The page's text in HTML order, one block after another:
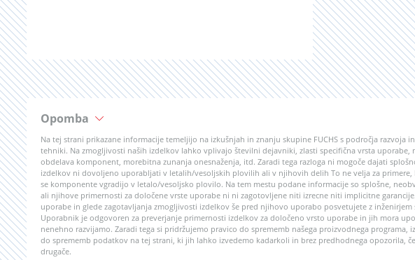
Opomba
Na tej strani prikazane informacije temeljijo na izkušnjah in znanju skupine FUCHS s področja razvoja
tehniki. Na zmogljivosti naših izdelkov lahko vplivajo številni dejavniki, zlasti specifična vrsta
obdelava komponent, morebitna zunanja onesnaženja, itd. Zaradi tega razloga ni mogoče dajati
izdelkov ni dovoljeno uporabljati v letalih/vesoljskih plovilih ali v njihovih delih To ne velja za primere,
se komponente vgradijo v letalo/vesoljsko plovilo. Na tem mestu podane informacije so splošne,
ali njihove primernosti za določene vrste uporabe ni ni zagotovljene niti izrecne niti implicitne
uporabe in glede zagotavljanja zmogljivosti izdelkov še pred njihovo uporabo posvetujete z inženirjem
Uporabnik je odgovoren za preverjanje primernosti izdelkov za določeno vrsto uporabe in jih mora
nenehno razvijamo. Zaradi tega si pridržujemo pravico do sprememb našega proizvodnega
do sprememb podatkov na tej strani, ki jih lahko izvedemo kadarkoli in brez predhodnega opozorila,
drugače.